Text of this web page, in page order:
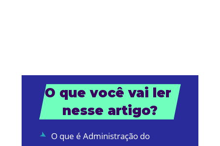
O que você vai ler
nesse artigo?
O que é Administração do